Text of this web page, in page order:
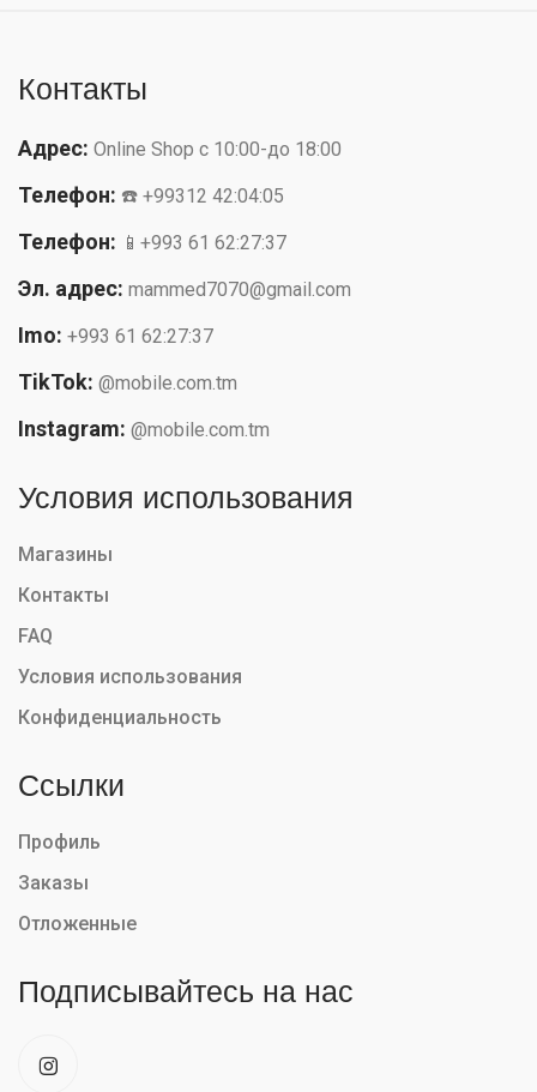
Контакты
Адрес: Online Shop с 10:00-до 18:00
Телефон: ☎️ +99312 42:04:05
Телефон: 📱+993 61 62:27:37
Эл. адрес: mammed7070@gmail.com
Imo: +993 61 62:27:37
TikTok: @mobile.com.tm
Instagram: @mobile.com.tm
Условия использования
Магазины
Контакты
FAQ
Условия использования
Конфиденциальность
Ссылки
Профиль
Заказы
Отложенные
Подписывайтесь на нас